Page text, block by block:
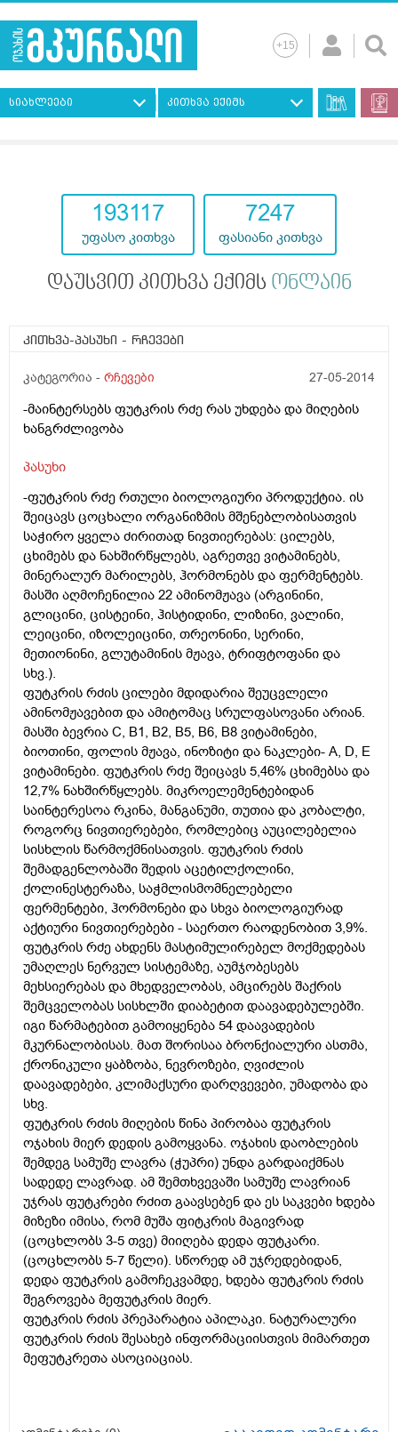
სიახლეები კითხვა ექიმს
193117
უფასო კითხვა
7247
ფასიანი კითხვა
დაუსვით კითხვა ექიმს ონლაინ
კითხვა-პასუხი - რჩევები
კატეგორია - რჩევები 27-05-2014
-მაინტერსებს ფუტკრის რძე რას უხდება და მიღების
ხანგრძლივობა
პასუხი
-ფუტკრის რძე რთული ბიოლოგიური პროდუქტია. ის
შეიცავს ცოცხალი ორგანიზმის მშენებლობისათვის
საჭირო ყველა ძირითად ნივთიერებას: ცილებს,
ცხიმებს და ნახშირწყლებს, აგრეთვე ვიტამინებს,
მინერალურ მარილებს, ჰორმონებს და ფერმენტებს.
მასში აღმოჩენილია 22 ამინომჟავა (არგინინი,
გლიცინი, ცისტეინი, ჰისტიდინი, ლიზინი, ვალინი,
ლეიცინი, იზოლეიცინი, თრეონინი, სერინი,
მეთიონინი, გლუტამინის მჟავა, ტრიფტოფანი და
სხვ.).
ფუტკრის რძის ცილები მდიდარია შეუცვლელი
ამინომჟავებით და ამიტომაც სრულფასოვანი არიან.
მასში ბევრია С, B1, B2, B5, B6, B8 ვიტამინები,
ბიოთინი, ფოლის მჟავა, ინოზიტი და ნაკლები- A, D, E
ვიტამინები. ფუტკრის რძე შეიცავს 5,46% ცხიმებსა და
12,7% ნახშირწყლებს. მიკროელემენტებიდან
საინტერესოა რკინა, მანგანუმი, თუთია და კობალტი,
როგორც ნივთიერებები, რომლებიც აუცილებელია
სისხლის წარმოქმნისათვის. ფუტკრის რძის
შემადგენლობაში შედის აცეტილქოლინი,
ქოლინესტერაზა, საჭმლისმომნელებელი
ფერმენტები, ჰორმონები და სხვა ბიოლოგიურად
აქტიური ნივთიერებები - საერთო რაოდენობით 3,9%.
ფუტკრის რძე ახდენს მასტიმულირებელ მოქმედებას
უმაღლეს ნერვულ სისტემაზე, აუმჯობესებს
მეხსიერებას და მხედველობას, ამცირებს შაქრის
შემცველობას სისხლში დიაბეტით დაავადებულებში.
იგი წარმატებით გამოიყენება 54 დაავადების
მკურნალობისას. მათ შორისაა ბრონქიალური ასთმა,
ქრონიკული ყაბზობა, ნევროზები, ღვიძლის
დაავადებები, კლიმაქსური დარღვევები, უმადობა და
სხვ.
ფუტკრის რძის მიღების წინა პირობაა ფუტკრის
ოჯახის მიერ დედის გამოყვანა. ოჯახის დაობლების
შემდეგ სამუშე ლავრა (ჭუპრი) უნდა გარდაიქმნას
სადედე ლავრად. ამ შემთხვევაში სამუშე ლავრიან
უჯრას ფუტკრები რძით გაავსებენ და ეს საკვები ხდება
მიზეზი იმისა, რომ მუშა ფიტკრის მაგივრად
(ცოცხლობს 3-5 თვე) მიიღება დედა ფუტკარი.
(ცოცხლობს 5-7 წელი). სწორედ ამ უჯრედებიდან,
დედა ფუტკრის გამოჩეკვამდე, ხდება ფუტკრის რძის
შეგროვება მეფუტკრის მიერ.
ფუტკრის რძის პრეპარატია აპილაკი. ნატურალური
ფუტკრის რძის შესახებ ინფორმაციისთვის მიმართეთ
მეფუტკრეთა ასოციაციას.